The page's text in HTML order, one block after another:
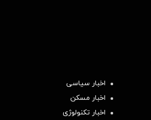
اخبار سیاسی
اخبار مسکن
اخبار تکنولوژی